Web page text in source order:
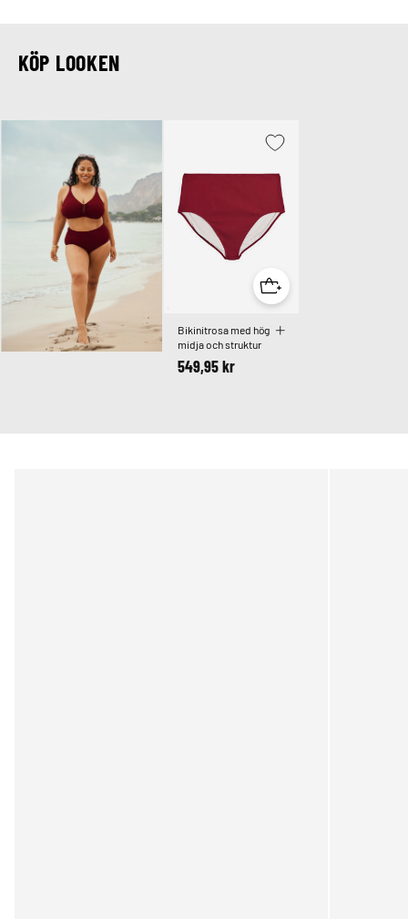
KÖP LOOKEN
Bikinitrosa med hög
midja och struktur
549,95 kr